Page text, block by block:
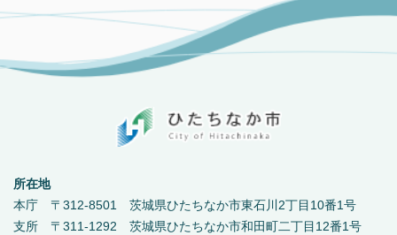
所在地
本庁 〒312-8501 茨城県ひたちなか市東石川2丁目10番1号
支所 〒311-1292 茨城県ひたちなか市和田町二丁目12番1号